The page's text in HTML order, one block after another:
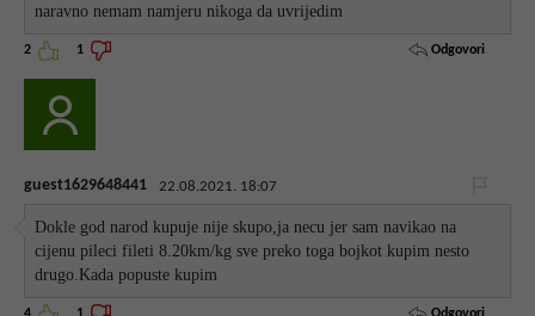
naravno nemam namjeru nikoga da uvrijedim
2 1 Odgovori
guest1629648441 22.08.2021. 18:07
Dokle god narod kupuje nije skupo,ja necu jer sam navikao na
cijenu pileci fileti 8.20km/kg sve preko toga bojkot kupim nesto
drugo.Kada popuste kupim